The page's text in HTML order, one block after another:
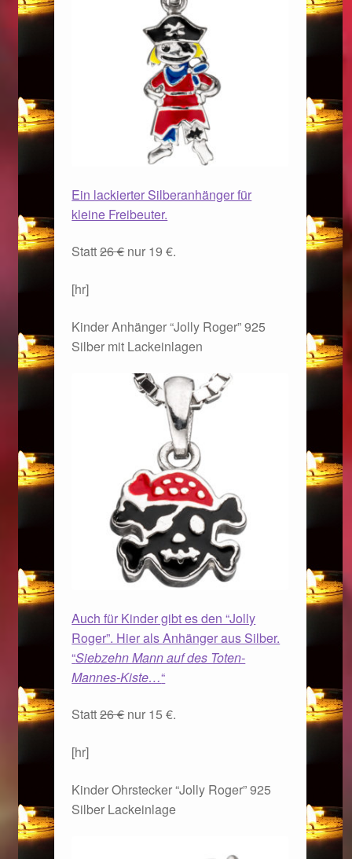
Ein lackierter Silberanhänger für
kleine Freibeuter.
Statt26 €nur 19 €.
[hr]
Kinder Anhänger “Jolly Roger” 925
Silber mit Lackeinlagen
Auch für Kinder gibt es den “Jolly
Roger”. Hier als Anhänger aus Silber.
“Siebzehn Mann auf des Toten-
Mannes-Kiste…“
Statt26 €nur 15 €.
[hr]
Kinder Ohrstecker “Jolly Roger” 925
Silber Lackeinlage